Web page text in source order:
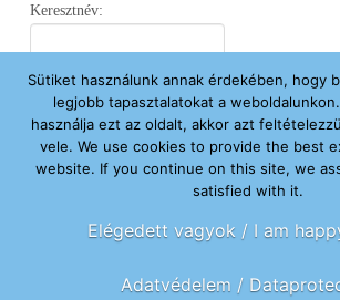
Keresztnév:
Email:
Elfogadom az Adatvédelmi Nyilatkozatot.
Sütiket használunk annak érdekében, hogy
legjobb tapasztalatokat a
használja ezt az oldalt, akkor azt
vele. We use cookies to provide the best
website. If you continue on this site, we
satisfied with it.
Elégedett vagyok / I am
Adatvédelem /